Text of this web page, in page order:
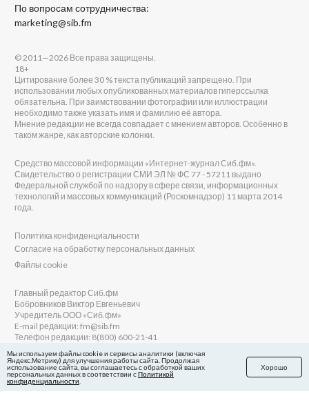
По вопросам сотрудничества:
marketing@sib.fm
© 2011—2026 Все права защищены.
18+
Цитирование более 30 % текста публикаций запрещено. При
использовании любых опубликованных материалов гиперссылка
обязательна. При заимствовании фотографии или иллюстрации
необходимо также указать имя и фамилию её автора.
Мнение редакции не всегда совпадает с мнением авторов. Особенно в
таком жанре, как авторские колонки.
Средство массовой информации «Интернет-журнал Сиб.фм».
Свидетельство о регистрации СМИ ЭЛ № ФС 77 - 57211 выдано
Федеральной службой по надзору в сфере связи, информационных
технологий и массовых коммуникаций (Роскомнадзор) 11 марта 2014
года.
Политика конфиденциальности
Согласие на обработку персональных данных
Файлы cookie
Главный редактор Сиб.фм
Бобровников Виктор Евгеньевич
Учредитель ООО «Сиб.фм»
E-mail редакции: fm@sib.fm
Телефон редакции: 8(800) 600-21-41
Сайт разработан и поддерживается Технодзен
Мы используем файлы cookie и сервисы аналитики (включая
Яндекс.Метрику) для улучшения работы сайта. Продолжая
использование сайта, вы соглашаетесь с обработкой ваших
персональных данных в соответствии сПолитикой
конфиденциальности
Хорошо